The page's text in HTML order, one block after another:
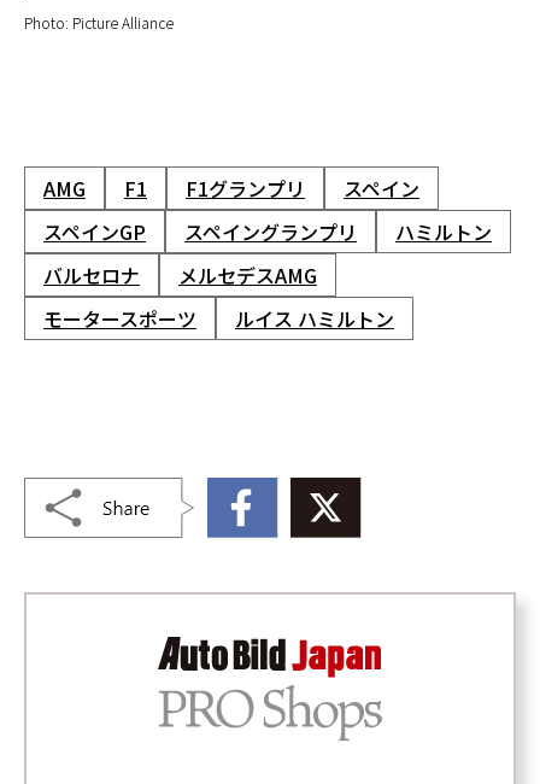
Photo: Picture Alliance
AMG F1 F1グランプリ
スペイン
スペインGP
スペイングランプリ
ハミルトン
バルセロナ
メルセデスAMG
モータースポーツ
ルイス ハミルトン